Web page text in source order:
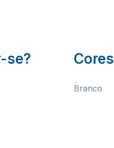
se? Cores
Branco